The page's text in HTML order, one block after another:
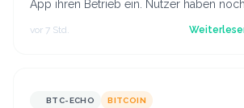
App ihren Betrieb ein. Nutzer haben
vor 7 Std.
BTC-ECHO BITCOIN